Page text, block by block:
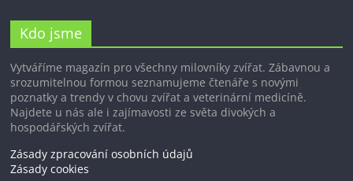
Kdo jsme
Vytváříme magazín pro všechny milovníky zvířat. Zábavnou a
srozumitelnou formou seznamujeme čtenáře s novými
poznatky a trendy v chovu zvířat a veterinární medicíně.
Najdete u nás ale i zajímavosti ze světa divokých a
hospodářských zvířat.
Zásady zpracování osobních údajů
Zásady cookies